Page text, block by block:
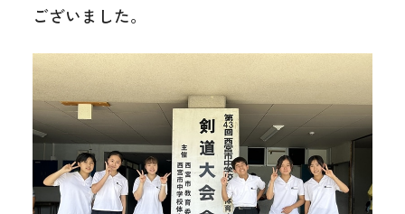
ございました。